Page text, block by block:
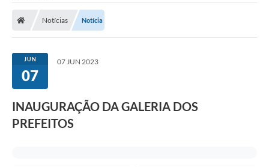
Notícias Notícia
JUN
07
07 JUN 2023
INAUGURAÇÃO DA GALERIA DOS
PREFEITOS